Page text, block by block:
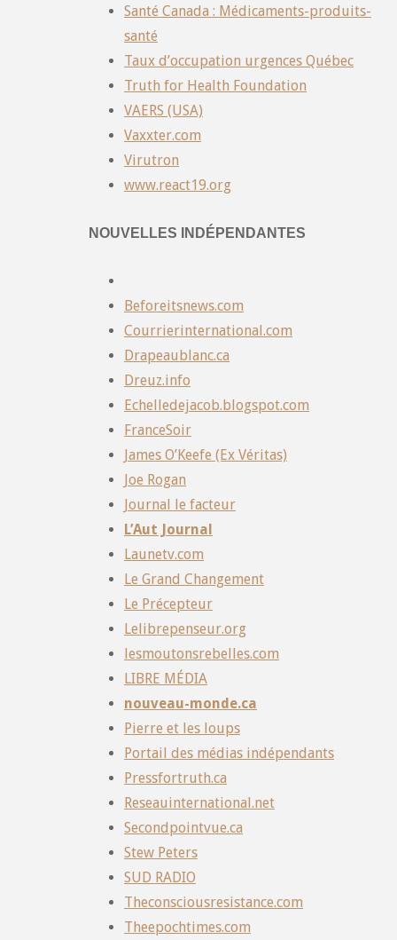
Santé Canada : Médicaments-produits-
santé
Taux d’occupation urgences Québec
Truth for Health Foundation
VAERS (USA)
Vaxxter.com
Virutron
www.react19.org
NOUVELLES INDÉPENDANTES
Beforeitsnews.com
Courrierinternational.com
Drapeaublanc.ca
Dreuz.info
Echelledejacob.blogspot.com
FranceSoir
James O’Keefe (Ex Véritas)
Joe Rogan
Journal le facteur
L’Aut Journal
Launetv.com
Le Grand Changement
Le Précepteur
Lelibrepenseur.org
lesmoutonsrebelles.com
LIBRE MÉDIA
nouveau-monde.ca
Pierre et les loups
Portail des médias indépendants
Pressfortruth.ca
Reseauinternational.net
Secondpointvue.ca
Stew Peters
SUD RADIO
Theconsciousresistance.com
Theepochtimes.com